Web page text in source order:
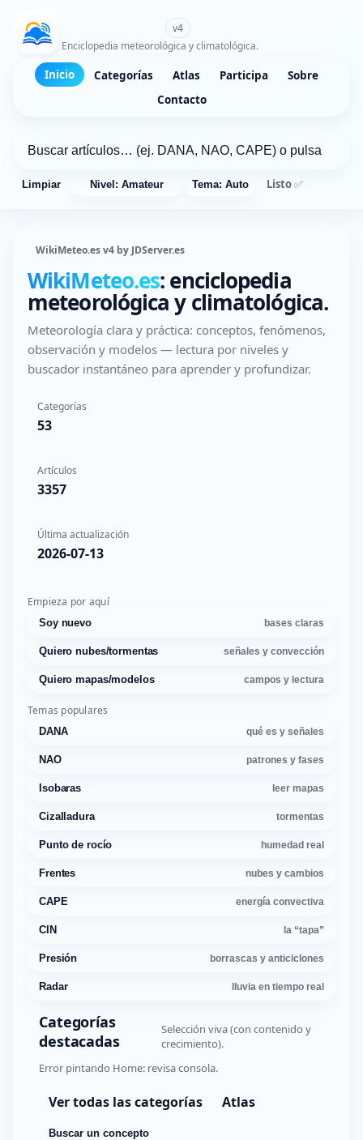
v4
Enciclopedia meteorológica y climatológica.
Inicio Categorías Atlas Participa
Sobre
Contacto
Limpiar Nivel: Amateur Tema: Auto Listo ✅
WikiMeteo.es v4 by JDServer.es
WikiMeteo.es: enciclopedia
meteorológica y climatológica.
Meteorología clara y práctica: conceptos, fenómenos,
observación y modelos — lectura por niveles y
buscador instantáneo para aprender y profundizar.
Categorías
53
Artículos
3357
Última actualización
2026-07-13
Empieza por aquí
Soy nuevo bases claras
Quiero nubes/tormentas señales y convección
Quiero mapas/modelos campos y lectura
Temas populares
DANA qué es y señales
NAO patrones y fases
Isobaras leer mapas
Cizalladura tormentas
Punto de rocío humedad real
Frentes nubes y cambios
CAPE energía convectiva
CIN la “tapa”
Presión borrascas y anticiclones
Radar lluvia en tiempo real
Categorías
destacadas
Selección viva (con contenido y
crecimiento).
Error pintando Home: revisa consola.
Ver todas las categorías Atlas
Buscar un concepto